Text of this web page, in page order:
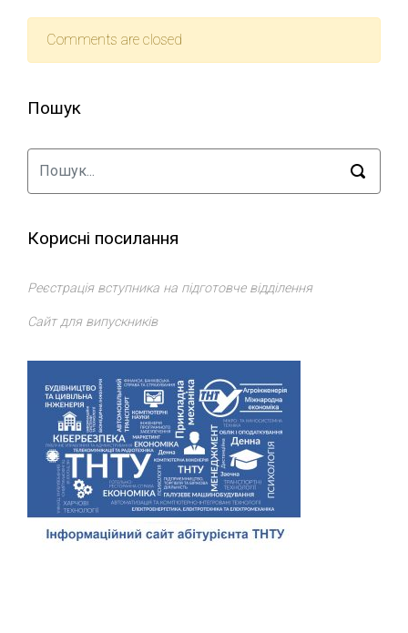
Comments are closed
Пошук
Корисні посилання
Реєстрація вступника на підготовче відділення
Сайт для випускників
Відділ доуніверситетської підготовки, профорієнтації та